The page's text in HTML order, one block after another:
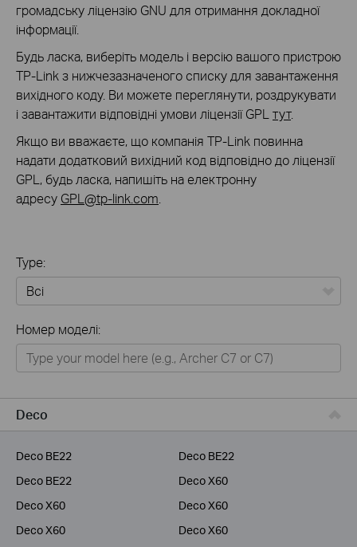
громадську ліцензію GNU для отримання докладної
інформації.
Будь ласка, виберіть модель і версію вашого пристрою
TP-Link з нижчезазначеного списку для завантаження
вихідного коду. Ви можете переглянути, роздрукувати
і завантажити відповідні умови ліцензії GPL тут.
Якщо ви вважаєте, що компанія TP-Link повинна
надати додатковий вихідний код відповідно до ліцензії
GPL, будь ласка, напишіть на електронну
адресу GPL@tp-link.com
Type:
Для дому
Розумний будинок
Для інтернет-провайдерів
Номер моделі:
Deco
Deco BE22
Deco BE22
Deco BE22
Deco X60
Deco X60
Deco X60
Deco X60
Deco X60